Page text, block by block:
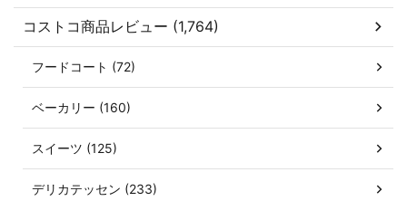
コストコ商品レビュー (1,764)
フードコート (72)
ベーカリー (160)
スイーツ (125)
デリカテッセン (233)